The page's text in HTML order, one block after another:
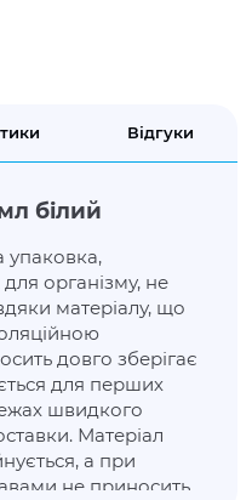
Відгуки
білий
упаковка,
організму, не
матеріалу, що
довго зберігає
для перших
швидкого
Матеріал
а при
не приносить